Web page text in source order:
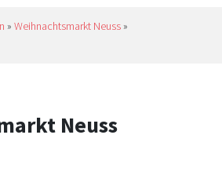
» Weihnachtsmarkt Neuss »
Neuss